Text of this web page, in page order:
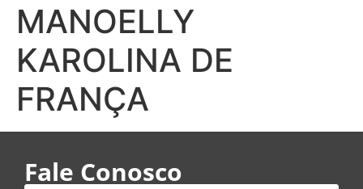
MANOELLY
KAROLINA DE
FRANÇA
Fale Conosco